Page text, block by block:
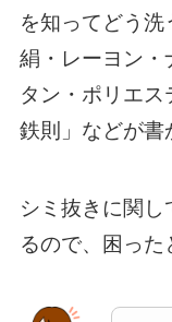
を知ってどう洗
絹・レーヨン・
タン・ポリエ
鉄則」などが書
シミ抜きに関
るので、困った